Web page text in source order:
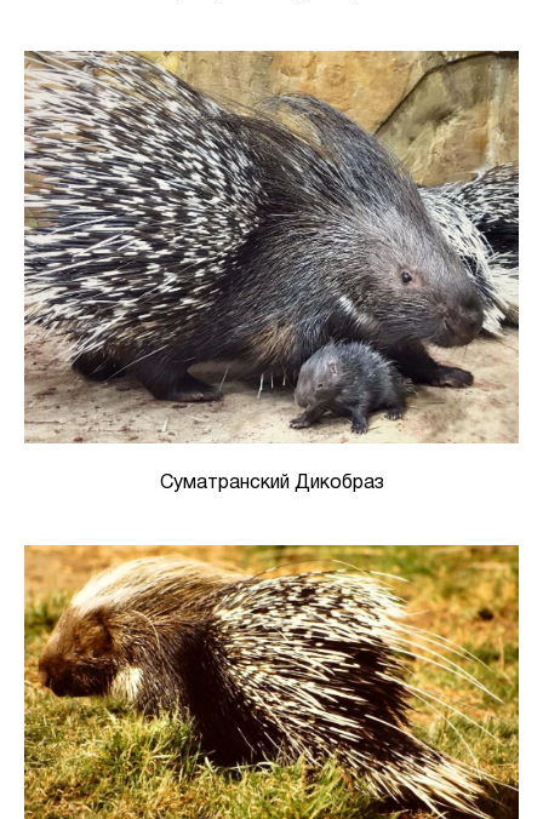
Суматранский Дикобраз